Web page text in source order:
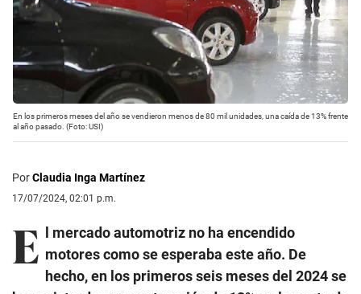
En los primeros meses del año se vendieron menos de 80 mil unidades, una caída de 13% frente
al año pasado. (Foto: USI)
PorClaudia Inga Martínez
17/07/2024, 02:01 p.m.
E
l mercado automotriz no ha encendido
motores como se esperaba este año. De
hecho, en los primeros seis meses del 2024 se